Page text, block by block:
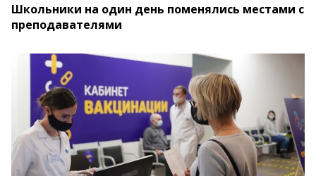
Школьники на один день поменялись местами с
преподавателями